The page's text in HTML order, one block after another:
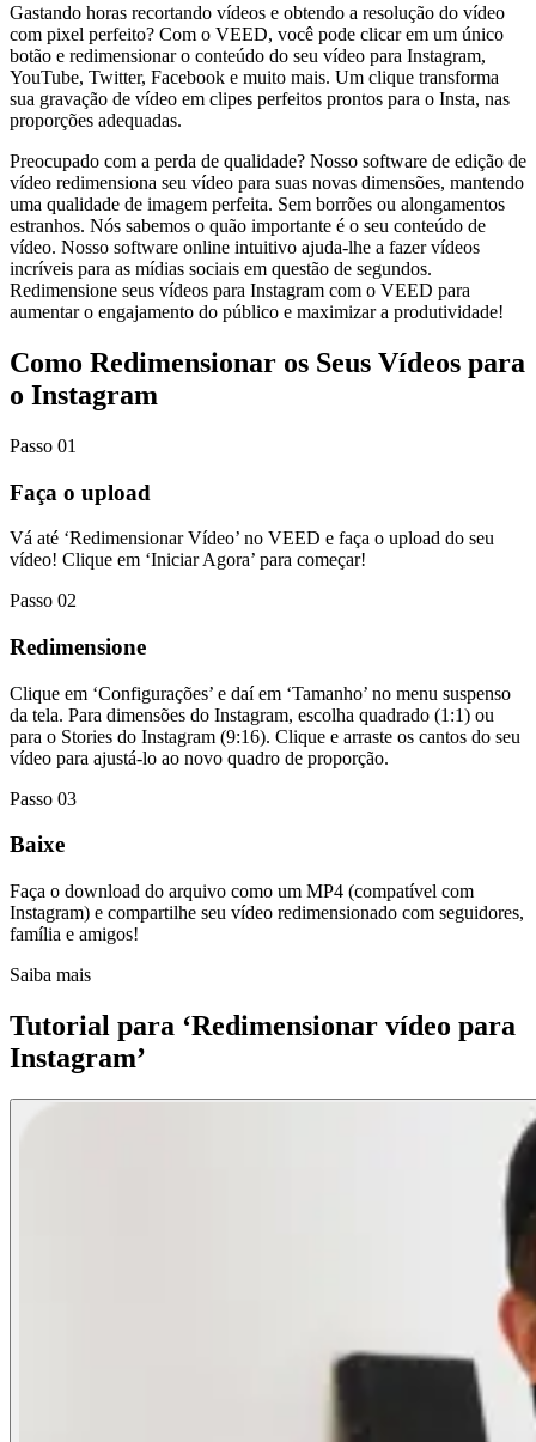
Gastando horas recortando vídeos e obtendo a resolução do vídeo
com pixel perfeito? Com o VEED, você pode clicar em um único
botão e redimensionar o conteúdo do seu vídeo para Instagram,
YouTube, Twitter, Facebook e muito mais. Um clique transforma
sua gravação de vídeo em clipes perfeitos prontos para o Insta, nas
proporções adequadas.
Preocupado com a perda de qualidade? Nosso software de edição de
vídeo redimensiona seu vídeo para suas novas dimensões, mantendo
uma qualidade de imagem perfeita. Sem borrões ou alongamentos
estranhos. Nós sabemos o quão importante é o seu conteúdo de
vídeo. Nosso software online intuitivo ajuda-lhe a fazer vídeos
incríveis para as mídias sociais em questão de segundos.
Redimensione seus vídeos para Instagram com o VEED para
aumentar o engajamento do público e maximizar a produtividade!
Como Redimensionar os Seus Vídeos para
o Instagram
Passo 01
Faça o upload
Vá até ‘Redimensionar Vídeo’ no VEED e faça o upload do seu
vídeo! Clique em ‘Iniciar Agora’ para começar!
Passo 02
Redimensione
Clique em ‘Configurações’ e daí em ‘Tamanho’ no menu suspenso
da tela. Para dimensões do Instagram, escolha quadrado (1:1) ou
para o Stories do Instagram (9:16). Clique e arraste os cantos do seu
vídeo para ajustá-lo ao novo quadro de proporção.
Passo 03
Baixe
Faça o download do arquivo como um MP4 (compatível com
Instagram) e compartilhe seu vídeo redimensionado com seguidores,
família e amigos!
Saiba mais
Tutorial para ‘Redimensionar vídeo para
Instagram’